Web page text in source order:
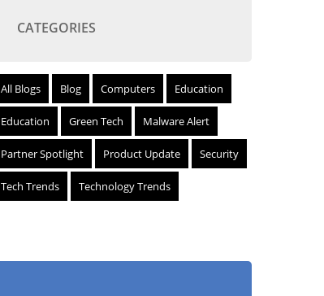
CATEGORIES
All Blogs Blog Computers Education
Education Green Tech Malware Alert
Partner Spotlight Product Update Security
Tech Trends Technology Trends